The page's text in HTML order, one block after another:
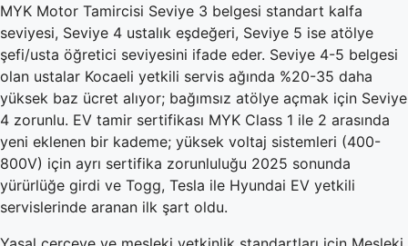
MYK Motor Tamircisi Seviye 3 belgesi standart kalfa
seviyesi, Seviye 4 ustalık eşdeğeri, Seviye 5 ise atölye
şefi/usta öğretici seviyesini ifade eder. Seviye 4-5 belgesi
olan ustalar Kocaeli yetkili servis ağında %20-35 daha
yüksek baz ücret alıyor; bağımsız atölye açmak için Seviye
4 zorunlu. EV tamir sertifikası MYK Class 1 ile 2 arasında
yeni eklenen bir kademe; yüksek voltaj sistemleri (400-
800V) için ayrı sertifika zorunluluğu 2025 sonunda
yürürlüğe girdi ve Togg, Tesla ile Hyundai EV yetkili
servislerinde aranan ilk şart oldu.